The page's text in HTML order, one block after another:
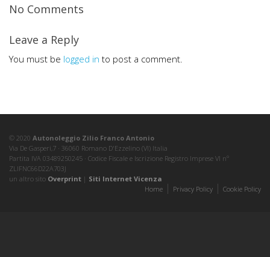
No Comments
Leave a Reply
You must be logged in to post a comment.
© 2020 Autonoleggio Zilio Franco Antonio
Via De Gasperi,7 · 36060 Romano D'Ezzelino (VI) Italia
Partita IVA 03489250245 · Codice Fiscale e Iscrizione Registro Imprese VI nº
ZLIFNC66D22A703J
un altro sito Overprint | Siti Internet Vicenza
Home
Privacy Policy Cookie Policy